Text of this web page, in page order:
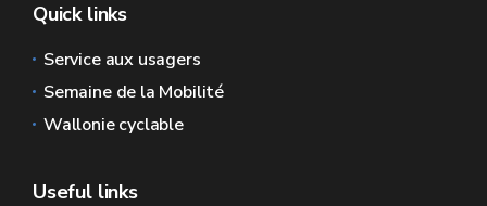
Quick links
Service aux usagers
Semaine de la Mobilité
Wallonie cyclable
Useful links